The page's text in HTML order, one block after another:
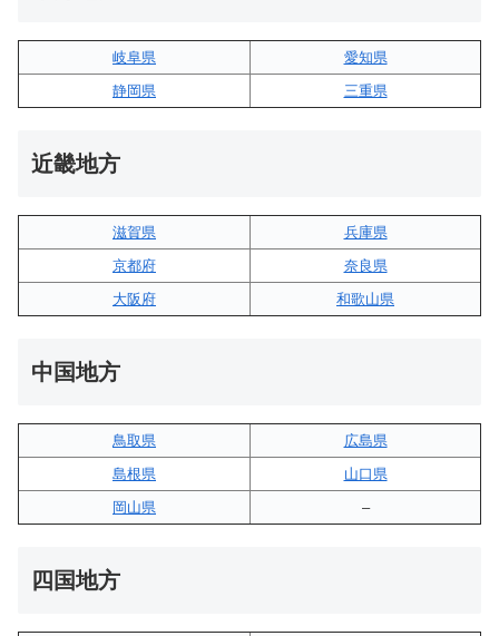
岐阜県
愛知県
静岡県
三重県
近畿地方
滋賀県
兵庫県
京都府
奈良県
大阪府
和歌山県
中国地方
鳥取県
広島県
島根県
山口県
岡山県
–
四国地方